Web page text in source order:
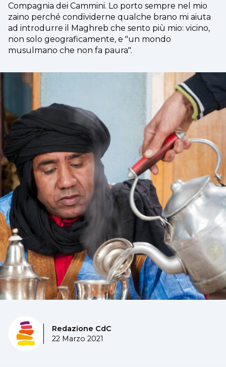
Compagnia dei Cammini. Lo porto sempre nel mio
zaino perché condividerne qualche brano mi aiuta
ad introdurre il Maghreb che sento più mio: vicino,
non solo geograficamente, e "un mondo
musulmano che non fa paura".
Redazione CdC
22 Marzo 2021